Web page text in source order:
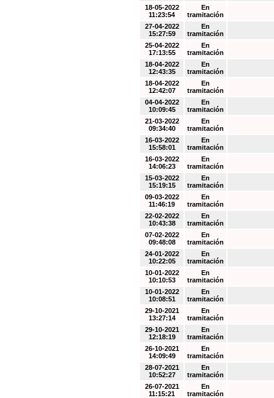
18-05-2022
11:23:54
En
tramitación
27-04-2022
15:27:59
En
tramitación
25-04-2022
17:13:55
En
tramitación
18-04-2022
12:43:35
En
tramitación
18-04-2022
12:42:07
En
tramitación
04-04-2022
10:09:45
En
tramitación
21-03-2022
09:34:40
En
tramitación
16-03-2022
15:58:01
En
tramitación
16-03-2022
14:06:23
En
tramitación
15-03-2022
15:19:15
En
tramitación
09-03-2022
11:46:19
En
tramitación
22-02-2022
10:43:38
En
tramitación
07-02-2022
09:48:08
En
tramitación
24-01-2022
10:22:05
En
tramitación
10-01-2022
10:10:53
En
tramitación
10-01-2022
10:08:51
En
tramitación
29-10-2021
13:27:14
En
tramitación
29-10-2021
12:18:19
En
tramitación
26-10-2021
14:09:49
En
tramitación
28-07-2021
10:52:27
En
tramitación
26-07-2021
11:15:21
En
tramitación